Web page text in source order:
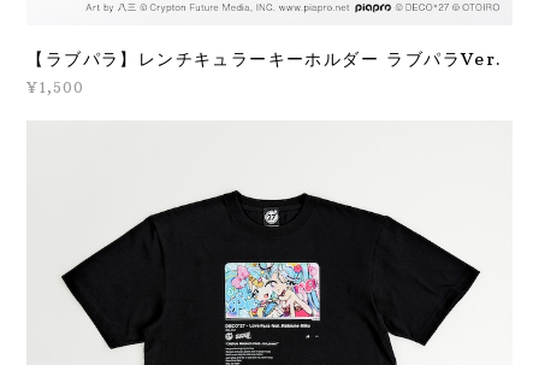
【ラブパラ】レンチキュラーキーホルダー ラブパラVer.
¥1,500